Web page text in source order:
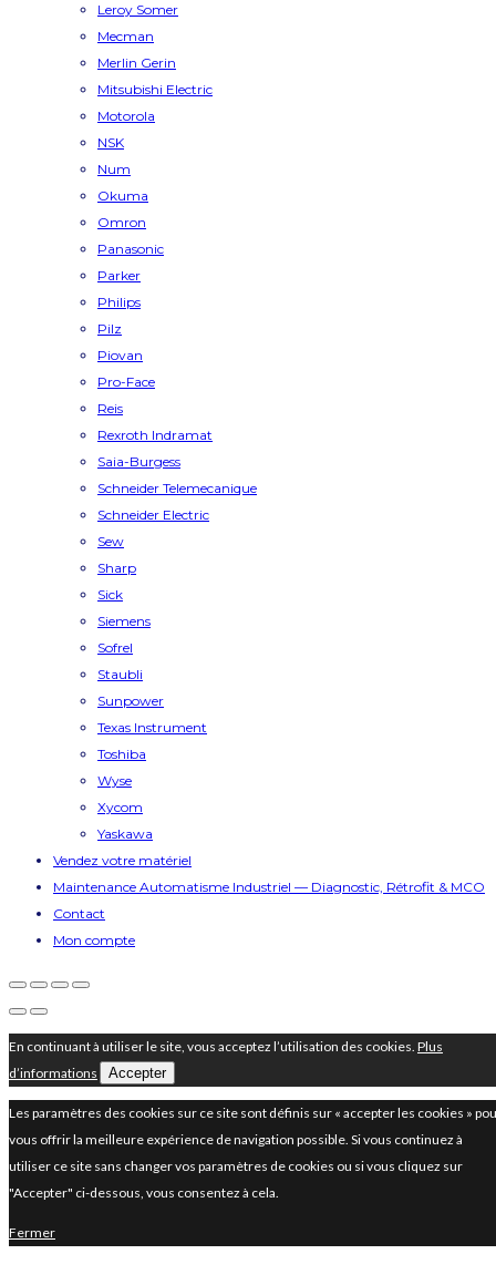
Leroy Somer
Mecman
Merlin Gerin
Mitsubishi Electric
Motorola
NSK
Num
Okuma
Omron
Panasonic
Parker
Philips
Pilz
Piovan
Pro-Face
Reis
Rexroth Indramat
Saia-Burgess
Schneider Telemecanique
Schneider Electric
Sew
Sharp
Sick
Siemens
Sofrel
Staubli
Sunpower
Texas Instrument
Toshiba
Wyse
Xycom
Yaskawa
Vendez votre matériel
Maintenance Automatisme Industriel — Diagnostic, Rétrofit & MCO
Contact
Mon compte
En continuant à utiliser le site, vous acceptez l’utilisation des cookies. Plus
d’informations
Accepter
Les paramètres des cookies sur ce site sont définis sur « accepter les cookies »
vous offrir la meilleure expérience de navigation possible. Si vous continuez à
utiliser ce site sans changer vos paramètres de cookies ou si vous cliquez sur
"Accepter" ci-dessous, vous consentez à cela.
Fermer